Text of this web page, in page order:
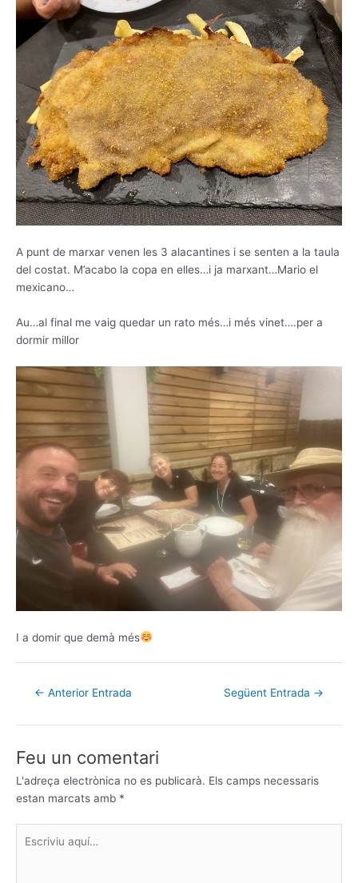
A punt de marxar venen les 3 alacantines i se senten a la taula
del costat. M’acabo la copa en elles…i ja marxant…Mario el
mexicano…
Au…al final me vaig quedar un rato més…i més vinet….per a
dormir millor
I a domir que demà més
← Anterior Entrada Següent Entrada →
Feu un comentari
L'adreça electrònica no es publicarà. Els camps necessaris
estan marcats amb *
aquí…